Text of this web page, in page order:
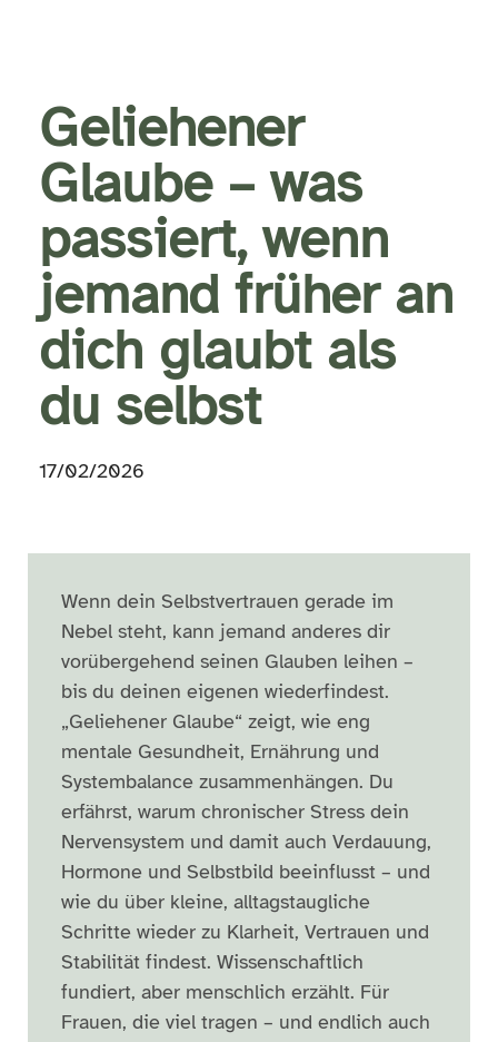
Geliehener
Glaube – was
passiert, wenn
jemand früher an
dich glaubt als
du selbst
17/02/2026
Wenn dein Selbstvertrauen gerade im
Nebel steht, kann jemand anderes dir
vorübergehend seinen Glauben leihen –
bis du deinen eigenen wiederfindest.
„Geliehener Glaube“ zeigt, wie eng
mentale Gesundheit, Ernährung und
Systembalance zusammenhängen. Du
erfährst, warum chronischer Stress dein
Nervensystem und damit auch Verdauung,
Hormone und Selbstbild beeinflusst – und
wie du über kleine, alltagstaugliche
Schritte wieder zu Klarheit, Vertrauen und
Stabilität findest. Wissenschaftlich
fundiert, aber menschlich erzählt. Für
Frauen, die viel tragen – und endlich auch